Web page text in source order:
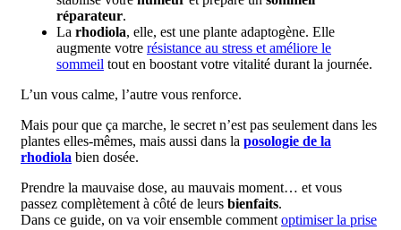
réparateur.
La rhodiola, elle, est une plante adaptogène. Elle
augmente votre résistance au stress et améliore le
sommeil tout en boostant votre vitalité durant la journée.
L’un vous calme, l’autre vous renforce.
Mais pour que ça marche, le secret n’est pas seulement dans les
plantes elles-mêmes, mais aussi dans la posologie de la
rhodiola bien dosée.
Prendre la mauvaise dose, au mauvais moment… et vous
passez complètement à côté de leurs bienfaits.
Dans ce guide, on va voir ensemble comment optimiser la prise